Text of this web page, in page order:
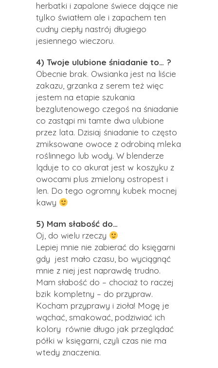
herbatki i zapalone świece dające nie
tylko światłem ale i zapachem ten
cudny ciepły nastrój długiego
jesiennego wieczoru.
4) Twoje ulubione śniadanie to… ?
Obecnie brak. Owsianka jest na liście
zakazu, grzanka z serem też więc
jestem na etapie szukania
bezglutenowego czegoś na śniadanie
co zastąpi mi tamte dwa ulubione
przez lata. Dzisiaj śniadanie to często
zmiksowane owoce z odrobiną mleka
roślinnego lub wody. W blenderze
ląduje to co akurat jest w koszyku z
owocami plus zmielony ostropest i
len. Do tego ogromny kubek mocnej
kawy
5) Mam słabość do…
Oj, do wielu rzeczy
Lepiej mnie nie zabierać do księgarni
gdy jest mało czasu, bo wyciągnąć
mnie z niej jest naprawdę trudno.
Mam słabość do – chociaż to raczej
bzik kompletny – do przypraw.
Kocham przyprawy i zioła! Mogę je
wąchać, smakować, podziwiać ich
kolory równie długo jak przeglądać
półki w księgarni, czyli czas nie ma
wtedy znaczenia.